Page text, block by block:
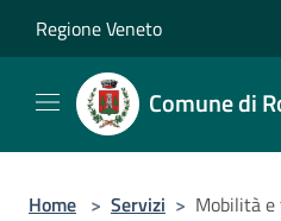
Regione Veneto
Comune di
Home > Servizi > Mobilità